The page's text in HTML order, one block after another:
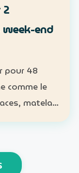
week-end
pour 48
comme le